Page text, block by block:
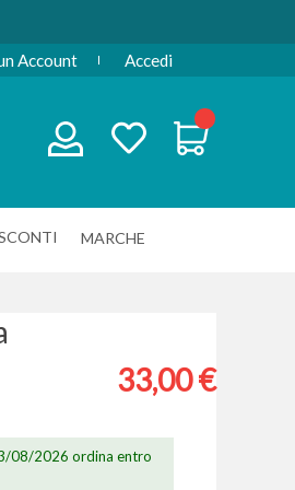
Account Accedi
MARCHE
33,00 €
08/2026 ordina entro